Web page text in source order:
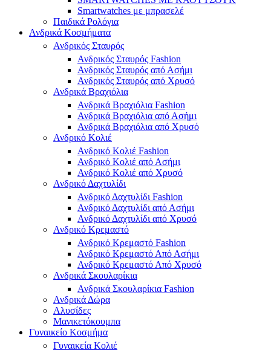
Smartwatches με μπρασελέ
Παιδικά Ρολόγια
Ανδρικά Κοσμήματα
Ανδρικός Σταυρός
Ανδρικός Σταυρός Fashion
Ανδρικός Σταυρός από Ασήμι
Ανδρικός Σταυρός από Χρυσό
Ανδρικά Βραχιόλια
Ανδρικά Βραχιόλια Fashion
Ανδρικά Βραχιόλια από Ασήμι
Ανδρικά Βραχιόλια από Χρυσό
Ανδρικό Κολιέ
Ανδρικό Κολιέ Fashion
Ανδρικό Κολιέ από Ασήμι
Ανδρικό Κολιέ από Χρυσό
Ανδρικό Δαχτυλίδι
Ανδρικό Δαχτυλίδι Fashion
Ανδρικό Δαχτυλίδι από Ασήμι
Ανδρικό Δαχτυλίδι από Χρυσό
Ανδρικό Κρεμαστό
Ανδρικό Κρεμαστό Fashion
Ανδρικό Κρεμαστό Από Ασήμι
Ανδρικό Κρεμαστό Από Χρυσό
Ανδρικά Σκουλαρίκια
Ανδρικά Σκουλαρίκια Fashion
Ανδρικά Δώρα
Αλυσίδες
Μανικετόκουμπα
Γυναικείο Κοσμήμα
Γυναικεία Κολιέ